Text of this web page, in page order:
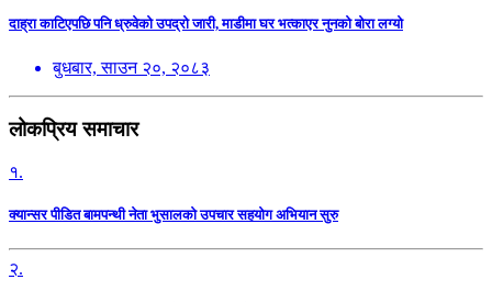
दाह्रा काटिएपछि पनि ध्रुवेको उपद्रो जारी, माडीमा घर भत्काएर नुनको बोरा लग्यो
बुधबार, साउन २०, २०८३
लोकप्रिय समाचार
१.
क्यान्सर पीडित बामपन्थी नेता भुसालकाे उपचार सहयोग अभियान सुरु
२.